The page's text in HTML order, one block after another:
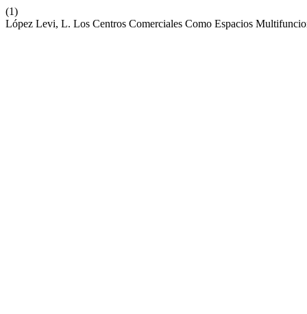
(1)
López Levi, L. Los Centros Comerciales Como Espacios